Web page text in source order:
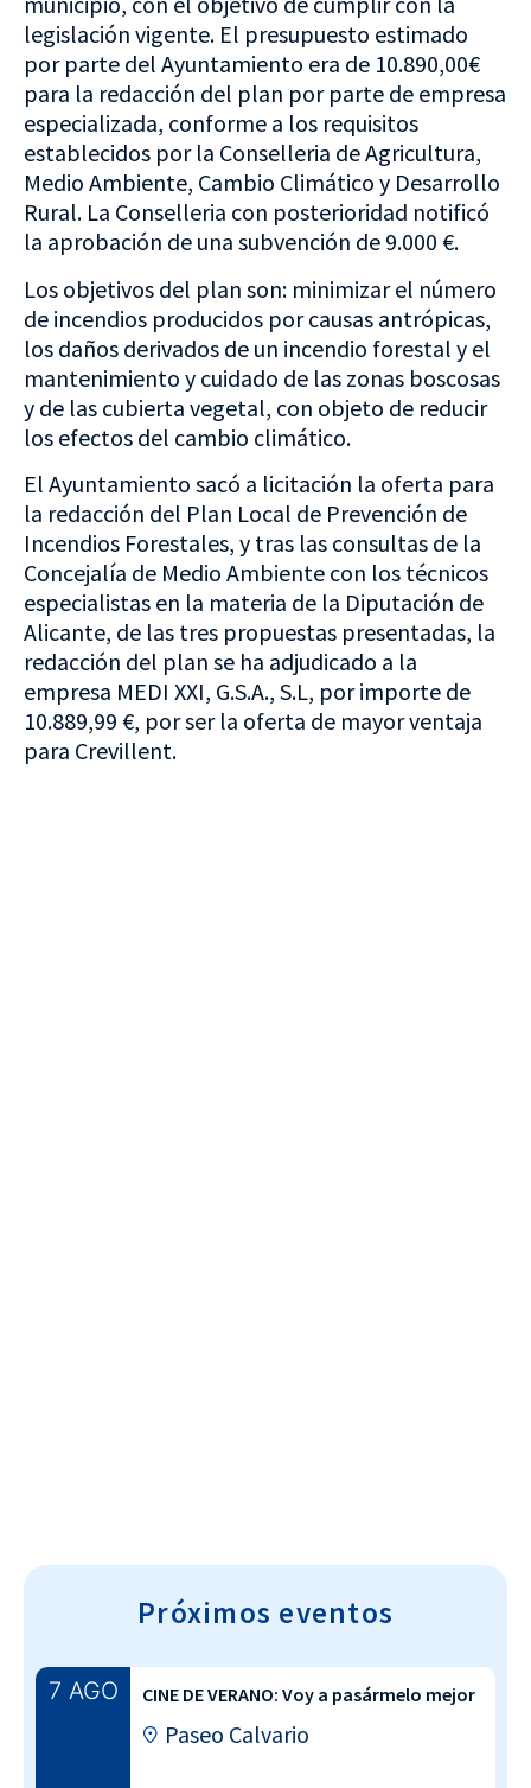
legislación vigente. El presupuesto estimado
por parte del Ayuntamiento era de 10.890,00€
para la redacción del plan por parte de empresa
especializada, conforme a los requisitos
establecidos por la Conselleria de Agricultura,
Medio Ambiente, Cambio Climático y Desarrollo
Rural. La Conselleria con posterioridad notificó
la aprobación de una subvención de 9.000 €.
Los objetivos del plan son: minimizar el número
de incendios producidos por causas antrópicas,
los daños derivados de un incendio forestal y el
mantenimiento y cuidado de las zonas boscosas
y de las cubierta vegetal, con objeto de reducir
los efectos del cambio climático.
El Ayuntamiento sacó a licitación la oferta para
la redacción del Plan Local de Prevención de
Incendios Forestales, y tras las consultas de la
Concejalía de Medio Ambiente con los técnicos
especialistas en la materia de la Diputación de
Alicante, de las tres propuestas presentadas, la
redacción del plan se ha adjudicado a la
empresa MEDI XXI, G.S.A., S.L, por importe de
10.889,99 €, por ser la oferta de mayor ventaja
para Crevillent.
Próximos eventos
7 AGO CINE DE VERANO: Voy a pasármelo mejor
Paseo Calvario